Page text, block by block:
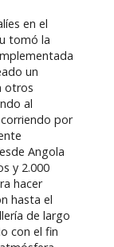
en el
tomó la
un
otros
al
por
Angola
y 2.000
hacer
hasta el
de largo
con el fin